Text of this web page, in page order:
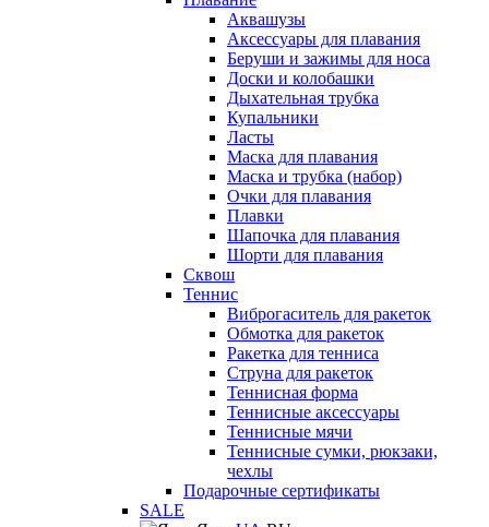
Аквашузы
Аксессуары для плавания
Беруши и зажимы для носа
Доски и колобашки
Дыхательная трубка
Купальники
Ласты
Маска для плавания
Маска и трубка (набор)
Очки для плавания
Плавки
Шапочка для плавания
Шорти для плавания
Сквош
Теннис
Виброгаситель для ракеток
Обмотка для ракеток
Ракетка для тенниса
Струна для ракеток
Теннисная форма
Теннисные аксессуары
Теннисные мячи
Теннисные сумки, рюкзаки,
чехлы
Подарочные сертификаты
SALE